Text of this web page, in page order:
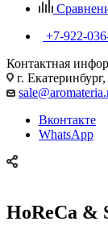
+7-922-
Контактная
г.
Вконтакте
WhatsApp
HoReCa &